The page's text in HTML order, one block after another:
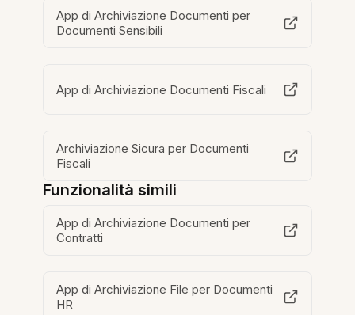
App di Archiviazione Documenti per
Documenti Sensibili
App di Archiviazione Documenti Fiscali
Archiviazione Sicura per Documenti
Fiscali
Funzionalità simili
App di Archiviazione Documenti per
Contratti
App di Archiviazione File per Documenti
HR